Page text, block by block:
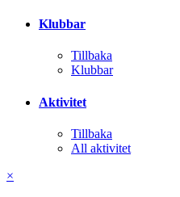
Klubbar
Tillbaka
Klubbar
Aktivitet
Tillbaka
All aktivitet
×